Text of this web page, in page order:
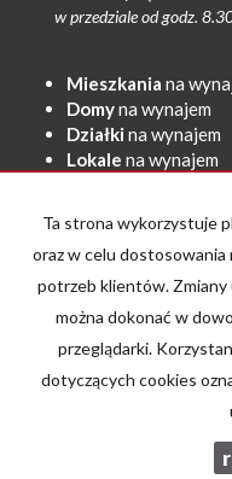
w przedziale od godz.
Mieszkania na
Domyna wynajem
Działki na wynajem
Lokale na wynajem
Mieszkaniana
Domyna sprzedaż
Lokalena sprzedaż
Halena sprzedaż
Obiekty na sprzedaż
Ta strona wykorzystuje
oraz w celu
potrzeb klientów.
można dokonać w
przeglądarki.
dotyczących cookies